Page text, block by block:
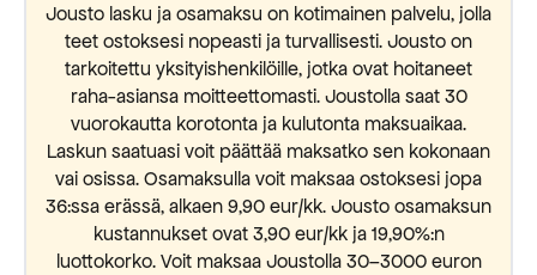
Jousto lasku ja osamaksu on kotimainen palvelu, jolla
teet ostoksesi nopeasti ja turvallisesti. Jousto on
tarkoitettu yksityishenkilöille, jotka ovat hoitaneet
raha-asiansa moitteettomasti. Joustolla saat 30
vuorokautta korotonta ja kulutonta maksuaikaa.
Laskun saatuasi voit päättää maksatko sen kokonaan
vai osissa. Osamaksulla voit maksaa ostoksesi jopa
36:ssa erässä, alkaen 9,90 eur/kk. Jousto osamaksun
kustannukset ovat 3,90 eur/kk ja 19,90%:n
luottokorko. Voit maksaa Joustolla 30–3000 euron